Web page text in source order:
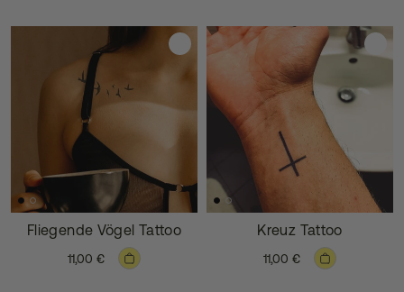
Fliegende Vögel Tattoo
11,00 €
Kreuz Tattoo
11,00 €